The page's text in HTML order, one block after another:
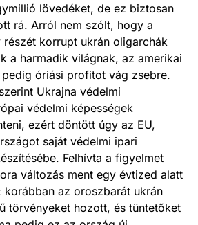
lövedéket, de ez biztosan
rá. Arról nem szólt, hogy a
részét korrupt ukrán oligarchák
a harmadik világnak, az amerikai
óriási profitot vág zsebre.
Ukrajna védelmi
védelmi képességek
ezért döntött úgy az EU,
saját védelmi ipari
Felhívta a figyelmet
változás ment egy évtized alatt
korábban az oroszbarát ukrán
törvényeket hozott, és tüntetőket